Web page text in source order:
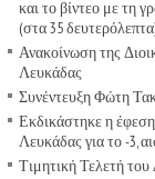
και το βίντεο με τη
(στα 35
Ανακοίνωση της
Λευκάδας
Συνέντευξη Φώτη
Εκδικάστηκε η
Λευκάδας για το -3,
Τιμητική Τελετή